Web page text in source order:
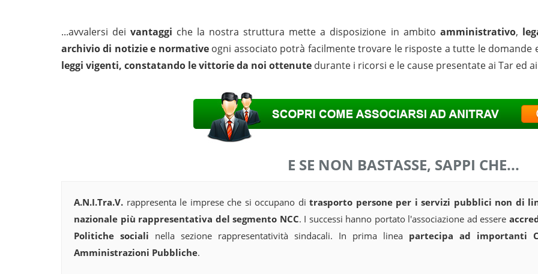
...avvalersi deivantaggi che la nostra struttura mette a disposizione in ambito amministrativo,
archivio di notizie e normativeogni associato potrà facilmente trovare le risposte a tutte le
leggi vigenti, constatando le vittorie da noi ottenute durante i ricorsi e le cause presentate ai Tar ed
E SE NON BASTASSE, SAPPI CHE...
A.N.I.Tra.V. rappresenta le imprese che si occupano ditrasporto persone per i servizi pubblici non di
nazionale più rappresentativa del segmento NCC. I successi hanno portato l'associazione ad essere
Politiche sociali nella sezione rappresentatività sindacali. In prima linea partecipa ad importanti
Amministrazioni Pubbliche.